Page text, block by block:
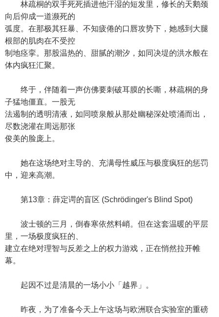
林疏桐的双手死死插进他汗湿的短发里，修长的天鹅颈
向后仰成一道濒死的
弧度。在那极其狂暴、不知疲倦的口唇攻势下，她感到大腿
根部的肌肉在不受控
制地痉挛。那股温热的、甜腻的潮汐，如同决堤的洪水般在
体内疯狂汇聚。
终于，伴随着一声仿佛要刺破耳膜的长嘶，林疏桐的身
子猛地僵直。一股无
法遏制的透明清液，如同喷泉般从那处幽秘深处喷涌而出，
尽数浇灌在周远那张
俊美的脸庞上。
她在这场绝对主导的、充满母性威压与极度疯狂的惩罚
中，迎来高潮。
第13章：薛定谔的盲区 (Schrödinger's Blind Spot)
波士顿的三月，倒春寒依然料峭。但在这套温暖的平层
里，一场极度疯狂的、
建立在绝对理智与反差之上的权力游戏，正在悄然拉开帷
幕。
起因不过是清晨的一场小小「越界」。
昨夜，为了准备今天上午这场与欧洲联合实验室的重磅